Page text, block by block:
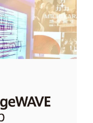
2018.09.14
阻む ～管理職向け
バイアス編PART2
2018.09.13
値創出